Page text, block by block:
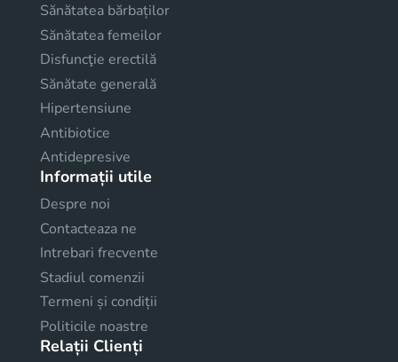
Sănătatea bărbaților
Sănătatea femeilor
Disfuncţie erectilă
Sănătate generală
Hipertensiune
Antibiotice
Antidepresive
Informații utile
Despre noi
Contacteaza ne
Intrebari frecvente
Stadiul comenzii
Termeni și condiții
Politicile noastre
Relații Clienți